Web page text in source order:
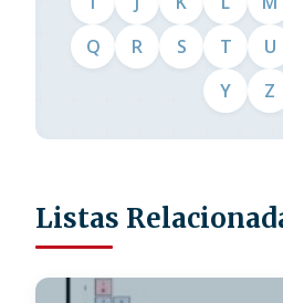
Q
R S T U
Y
Z
Listas